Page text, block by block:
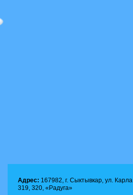
Адрес: 167982, г. Сыктывкар, ул.
319, 320, «Радуга»